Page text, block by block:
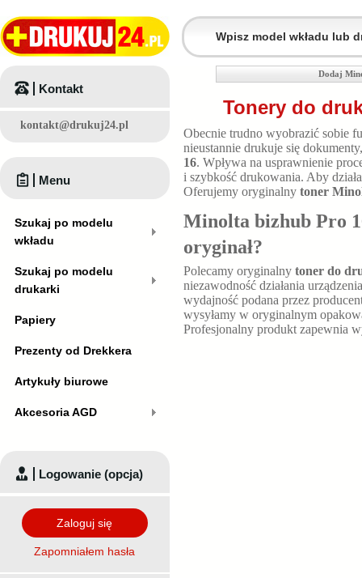
Dodaj
Tonery do
Obecnie trudno wyobrazić sobie
nieustannie drukuje się
16. Wpływa na usprawnienie
i szybkość drukowania. Aby
Oferujemy oryginalny toner
Minolta bizhub Pro
oryginał?
Polecamy oryginalny toner do
niezawodność działania
wydajność podana przez
wysyłamy w oryginalnym
Profesjonalny produkt zapewnia
Kontakt
kontakt@drukuj24.pl
Menu
Szukaj po modelu
wkładu
Szukaj po modelu
drukarki
Papiery
Prezenty od Drekkera
Artykuły biurowe
Akcesoria AGD
Logowanie (opcja)
Zaloguj się
Zapomniałem hasła